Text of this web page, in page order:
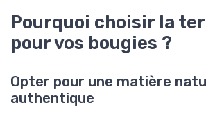
Pourquoi choisir la
pour vos bougies ?
Opter pour une matière
authentique